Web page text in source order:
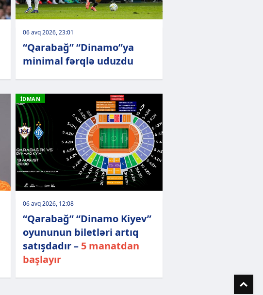
06 avq 2026, 23:01
“Qarabağ” “Dinamo”ya
minimal fərqlə uduzdu
İDMAN
06 avq 2026, 12:08
“Qarabağ” “Dinamo Kiyev”
oyununun biletləri artıq
satışdadır – 5 manatdan
başlayır